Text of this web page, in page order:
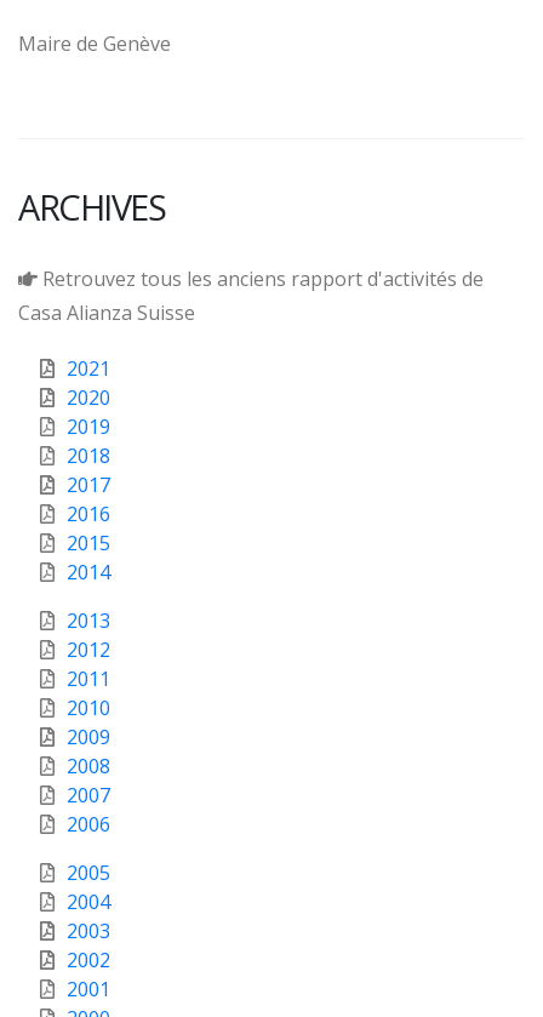
Maire de Genève
ARCHIVES
Retrouvez tous les anciens rapport d'activités de
Casa Alianza Suisse
2021
2020
2019
2018
2017
2016
2015
2014
2013
2012
2011
2010
2009
2008
2007
2006
2005
2004
2003
2002
2001